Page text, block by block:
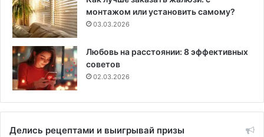
монтажом или установить самому?
03.03.2026
Любовь на расстоянии: 8 эффективных
советов
02.03.2026
Делись рецептами и выигрывай призы